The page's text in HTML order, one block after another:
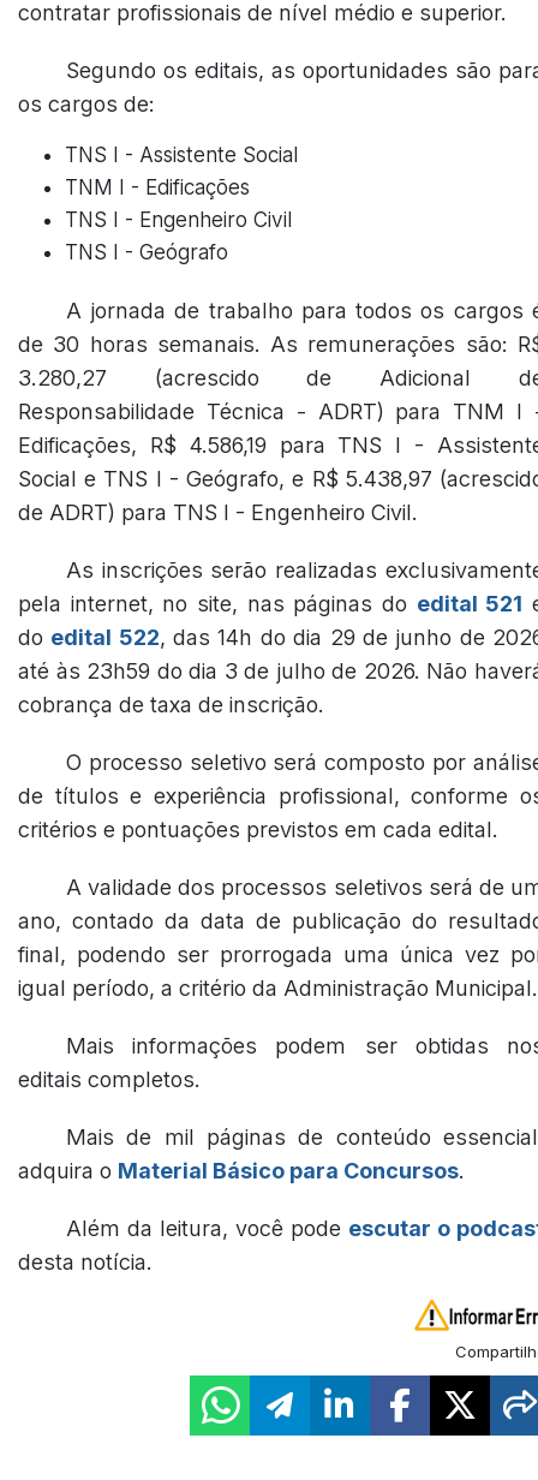
contratar profissionais de nível médio e superior.
Segundo os editais, as oportunidades são
os cargos de:
TNS I - Assistente Social
TNM I - Edificações
TNS I - Engenheiro Civil
TNS I - Geógrafo
A jornada de trabalho para todos os cargos
de 30 horas semanais. As remunerações são:
3.280,27 (acrescido de Adicional
Responsabilidade Técnica - ADRT) para TNM I
Edificações, R$ 4.586,19 para TNS I -
Social e TNS I - Geógrafo, e R$ 5.438,97
de ADRT) para TNS I - Engenheiro Civil.
As inscrições serão realizadas
pela internet, no site, nas páginas do edital 521
do edital 522, das 14h do dia 29 de junho de
até às 23h59 do dia 3 de julho de 2026. Não
cobrança de taxa de inscrição.
O processo seletivo será composto por
de títulos e experiência profissional, conforme
critérios e pontuações previstos em cada edital.
A validade dos processos seletivos será de
ano, contado da data de publicação do
final, podendo ser prorrogada uma única vez
igual período, a critério da Administração Municipal.
Mais informações podem ser obtidas
editais completos.
Mais de mil páginas de conteúdo
adquira o Material Básico para Concursos.
Além da leitura, você pode escutar o
desta notícia.